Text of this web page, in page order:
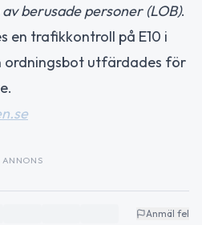
berusade personer (LOB).
en trafikkontroll på E10 i
ordningsbot utfärdades för
ANNONS
Anmäl fel